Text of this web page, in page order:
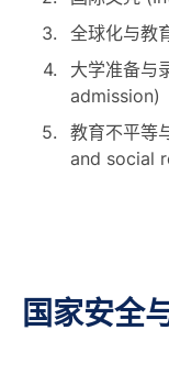
全球化与教
大学准备与
admission)
教育不平等
and social
国家安全